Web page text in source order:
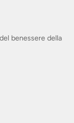
benessere della